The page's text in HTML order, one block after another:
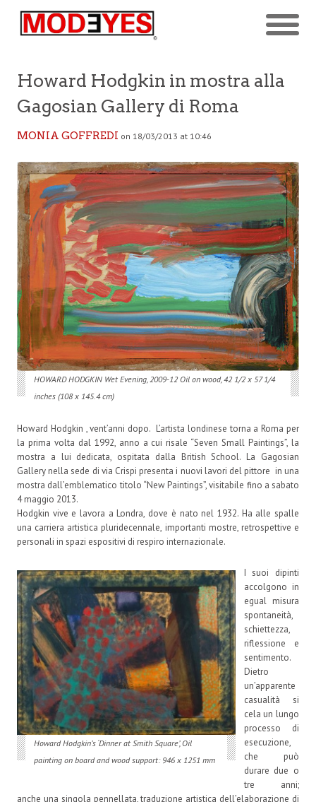
Howard Hodgkin in mostra alla
Gagosian Gallery di Roma
MONIA GOFFREDI on 18/03/2013 at 10:46
HOWARD HODGKIN Wet Evening, 2009-12 Oil on wood, 42 1/2 x 57 1/4
inches (108 x 145.4 cm)
Howard Hodgkin , vent’anni dopo. L’artista londinese torna a Roma per
la prima volta dal 1992, anno a cui risale “Seven Small Paintings”, la
mostra a lui dedicata, ospitata dalla British School. La Gagosian
Gallery nella sede di via Crispi presenta i nuovi lavori del pittore in una
mostra dall’emblematico titolo “New Paintings”, visitabile fino a sabato
4 maggio 2013.
Hodgkin vive e lavora a Londra, dove è nato nel 1932. Ha alle spalle
una carriera artistica pluridecennale, importanti mostre, retrospettive e
personali in spazi espositivi di respiro internazionale.
Howard Hodgkin’s ‘Dinner at Smith Square’, Oil
painting on board and wood support: 946 x 1251 mm
I suoi dipinti
accolgono in
egual misura
spontaneità,
schiettezza,
riflessione e
sentimento.
Dietro
un’apparente
casualità si
cela un lungo
processo di
esecuzione,
che può
durare due o
tre anni;
anche una singola pennellata, traduzione artistica dell’elaborazione di